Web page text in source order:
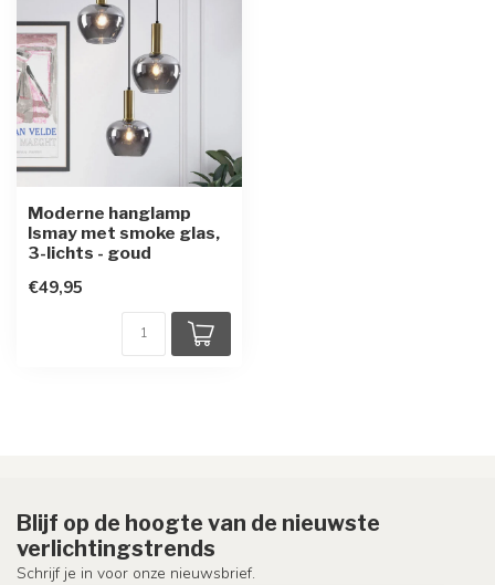
Moderne hanglamp
Ismay met smoke glas,
3-lichts - goud
€49,95
Blijf op de hoogte van de nieuwste
verlichtingstrends
Schrijf je in voor onze nieuwsbrief.